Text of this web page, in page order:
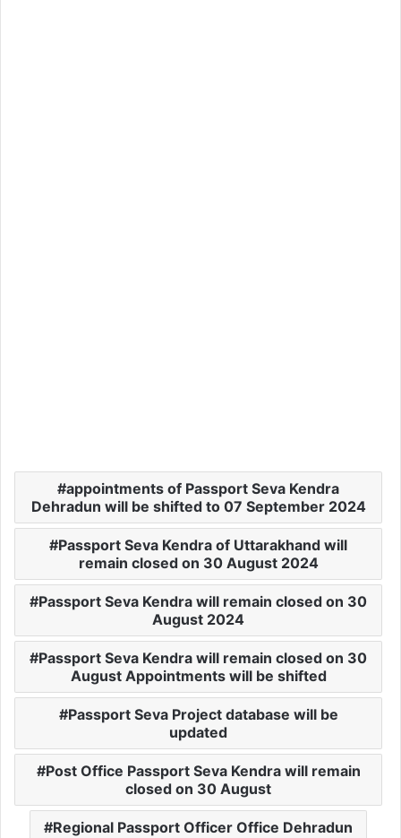
appointments of Passport Seva Kendra
Dehradun will be shifted to 07 September 2024
Passport Seva Kendra of Uttarakhand will
remain closed on 30 August 2024
Passport Seva Kendra will remain closed on 30
August 2024
Passport Seva Kendra will remain closed on 30
August Appointments will be shifted
Passport Seva Project database will be
updated
Post Office Passport Seva Kendra will remain
closed on 30 August
Regional Passport Officer Office Dehradun